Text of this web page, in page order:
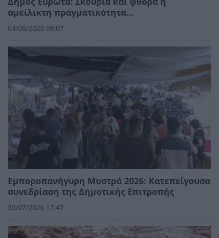
αμείλικτη πραγματικότητα…
04/08/2026 09:07
Εμποροπανήγυρη Μυστρά 2026: Κατεπείγουσα
συνεδρίαση της Δημοτικής Επιτροπής
30/07/2026 17:47